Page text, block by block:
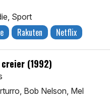
Sport
Rakuten Netflix
(1992)
Bob Nelson, Mel